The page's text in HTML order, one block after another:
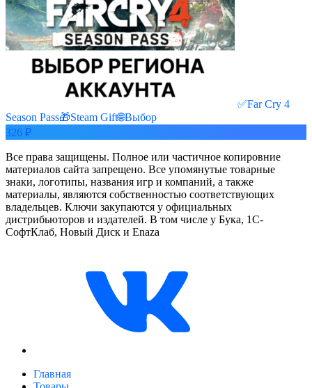
✅Far Cry 4
Season Pass🎁Steam Gift🌐Выбор
326 ₽
Все права защищены. Полное или частичное копировние
материалов сайта запрещено. Все упомянутые товарные
знаки, логотипы, названия игр и компаний, а также
материалы, являются собственностью соответствующих
владельцев. Ключи закупаются у официальных
дистрибьюторов и издателей. В том числе у Бука, 1С-
СофтКлаб, Новый Диск и Enaza
Главная